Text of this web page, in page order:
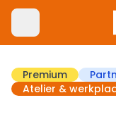
Premium
Atelier &